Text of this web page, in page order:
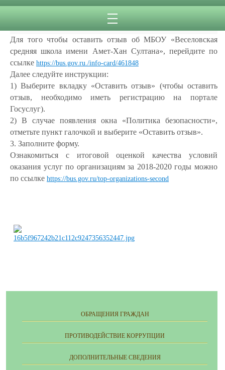
организации проведения независимой оценки качества
https://www.youtube.com/watch?v=MgXeLcWSddE
Для того чтобы оставить отзыв об МБОУ «Веселовская
средняя школа имени Амет-Хан Султана», перейдите по
ссылке https://bus.gov.ru./info-card/461848
Далее следуйте инструкции:
1) Выберите вкладку «Оставить отзыв» (чтобы оставить
отзыв, необходимо иметь регистрацию на портале
Госуслуг).
2) В случае появления окна «Политика безопасности»,
отметьте пункт галочкой и выберите «Оставить отзыв».
3. Заполните форму.
Ознакомиться с итоговой оценкой качества условий
оказания услуг по организациям за 2018-2020 годы можно
по ссылке https://bus.gov.ru/top-organizations-second
ОБРАЩЕНИЯ ГРАЖДАН
ПРОТИВОДЕЙСТВИЕ КОРРУПЦИИ
ДОПОЛНИТЕЛЬНЫЕ СВЕДЕНИЯ